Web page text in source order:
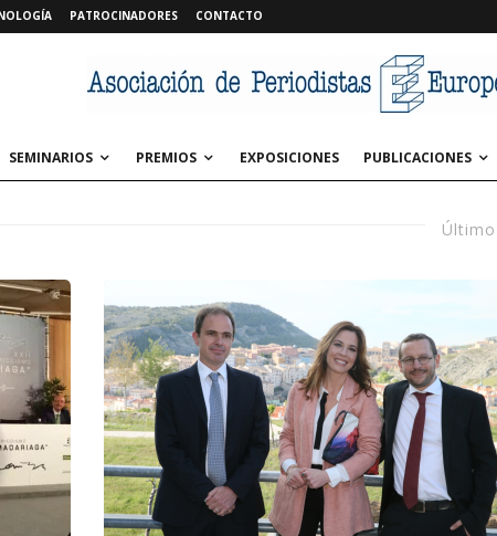
PATROCINADORES CONTACTO
SEMINARIOS PREMIOS EXPOSICIONES PUBLICACIONES
Último